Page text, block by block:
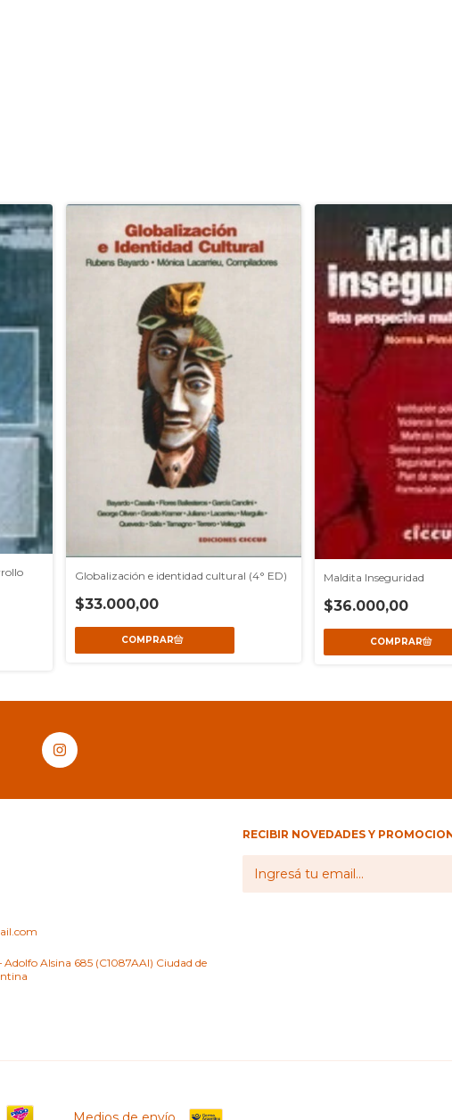
Globalización e identidad cultural (4° ED)
$33.000,00
Maldita Inseguridad
$36.000,00
Adolfo Alsina 685 (C1087AAI) Ciudad de
RECIBIR NOVEDADES Y